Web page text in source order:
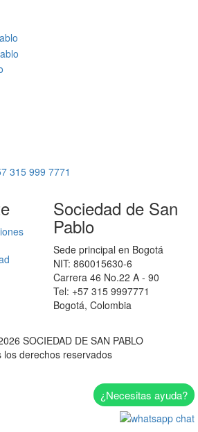
315 999 7771
Sociedad de San
Pablo
Sede principal en Bogotá
NIT: 860015630-6
Carrera 46 No.22 A - 90
Tel: +57 315 9997771
Bogotá, Colombia
SOCIEDAD DE SAN PABLO
los derechos reservados
¿Necesitas ayuda?